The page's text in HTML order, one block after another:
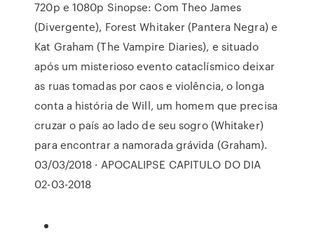
720p e 1080p Sinopse: Com Theo James
(Divergente), Forest Whitaker (Pantera Negra) e
Kat Graham (The Vampire Diaries), e situado
após um misterioso evento cataclísmico deixar
as ruas tomadas por caos e violência, o longa
conta a história de Will, um homem que precisa
cruzar o país ao lado de seu sogro (Whitaker)
para encontrar a namorada grávida (Graham).
03/03/2018 · APOCALIPSE CAPITULO DO DIA
02-03-2018